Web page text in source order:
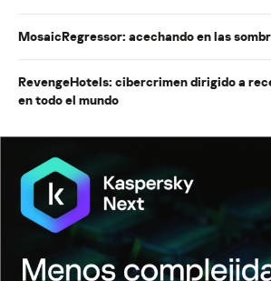
MosaicRegressor: acechando en las
RevengeHotels: cibercrimen dirigido a
en todo el mundo